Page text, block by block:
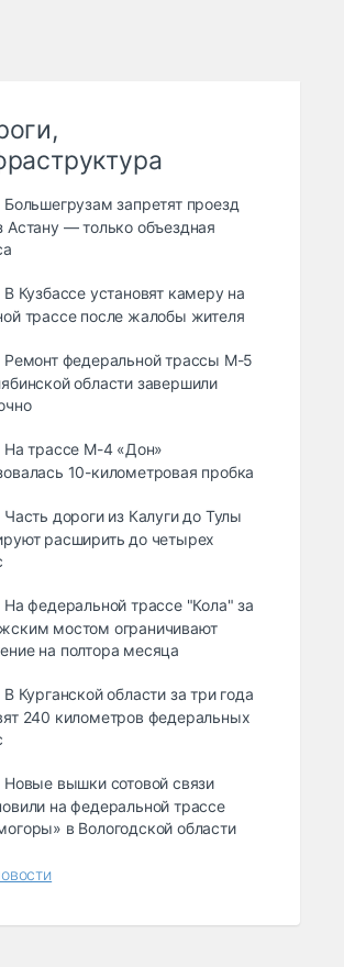
Большегрузам запретят проезд
Астану — только объездная
В Кузбассе установят камеру на
трассе после жалобы жителя
Ремонт федеральной трассы М-5
области завершили
На трассе М-4 «Дон»
10-километровая пробка
Часть дороги из Калуги до Тулы
расширить до четырех
На федеральной трассе "Кола" за
мостом ограничивают
на полтора месяца
В Курганской области за три года
240 километров федеральных
Новые вышки сотовой связи
на федеральной трассе
в Вологодской области